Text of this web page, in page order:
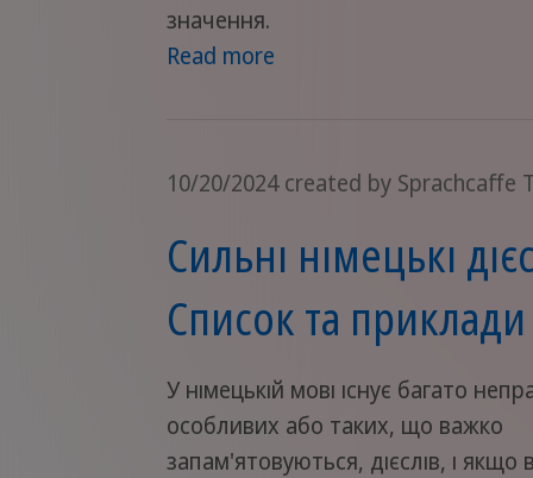
значення.
Read more
10/20/2024created by Sprachcaffe
Сильні німецькі
Список та приклади
У німецькій мові існує багато
особливих або таких, що важко
запам'ятовуються, дієслів, і якщо